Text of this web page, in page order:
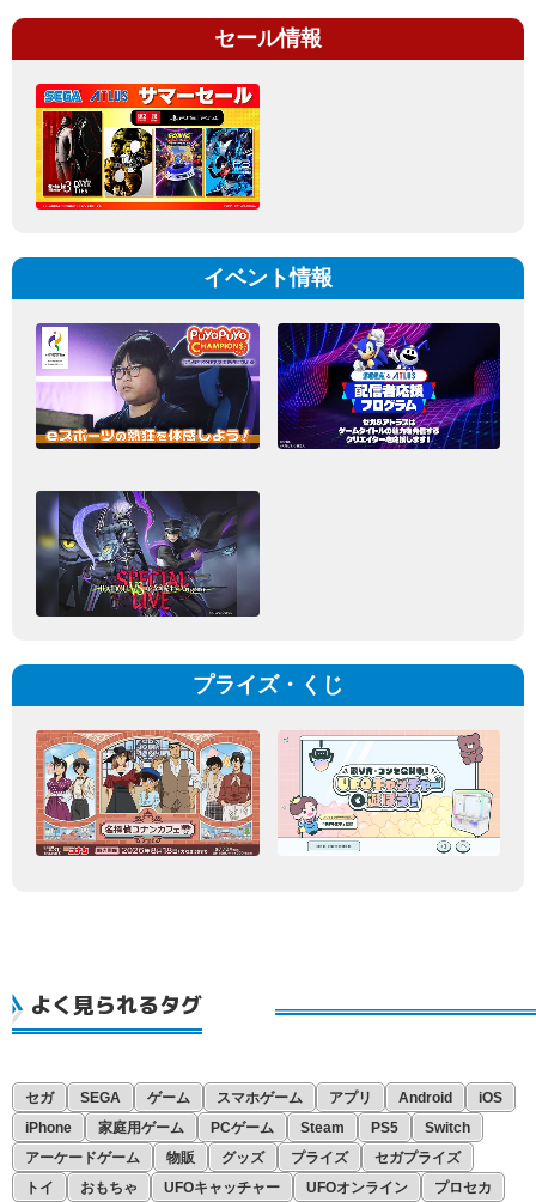
セール情報
イベント情報
プライズ・くじ
よく見られるタグ
セガ SEGA ゲーム スマホゲーム アプリ Android
iOS
iPhone
家庭用ゲーム PCゲーム Steam PS5
Switch
アーケードゲーム
物販 グッズ プライズ
セガプライズ
トイ
おもちゃ UFOキャッチャー UFOオンライン
プロセカ